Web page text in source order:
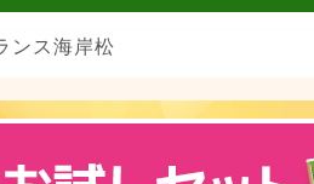
ンス海岸松